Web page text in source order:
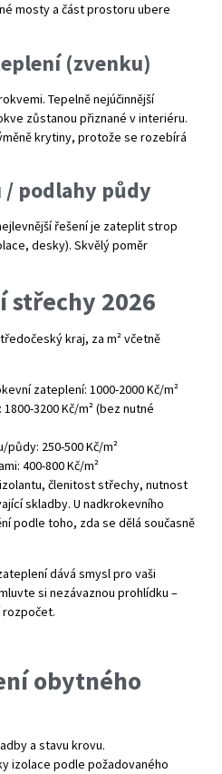
mosty a část prostoru ubere
(zvenku)
Tepelně nejúčinnější
zůstanou přiznané v interiéru.
krytiny, protože se rozebírá
podlahy půdy
řešení je zateplit strop
desky). Skvělý poměr
střechy 2026
kraj, za m² včetně
zateplení: 1000-2000 Kč/m²
3200 Kč/m² (bez nutné
250-500 Kč/m²
400-800 Kč/m²
členitost střechy, nutnost
skladby. U nadkrokevního
podle toho, zda se dělá současně
dává smysl pro vaši
si nezávaznou prohlídku –
rozpočet.
obytného
a stavu krovu.
izolace podle požadovaného